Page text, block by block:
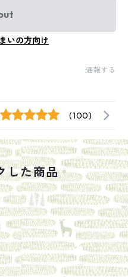
いの方向け
通報する
(100)
した商品